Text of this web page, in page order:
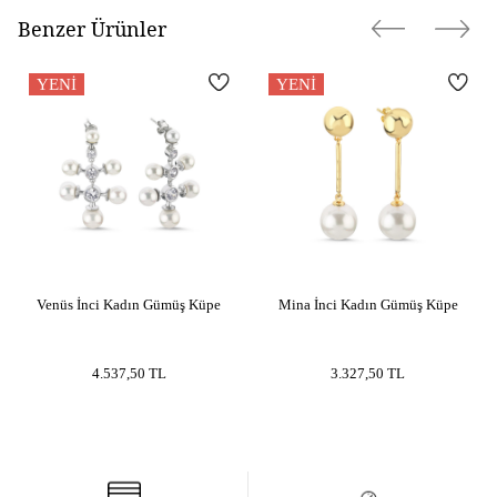
Benzer Ürünler
YENI
Venüs İnci Kadın Gümüş Küpe
4.537,50 TL
YENI
Mina İnci Kadın Gümüş Küpe
3.327,50 TL